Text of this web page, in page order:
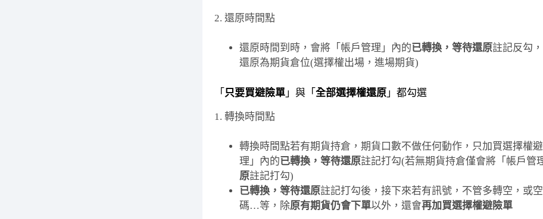
2. 還原時間點
還原時間到時，會將「帳戶管理」內的已轉換，等待還原註記反勾
還原為期貨倉位(選擇權出場，進場期貨)
「 只要買避險單」與「 全部選擇權還原」都勾選
1. 轉換時間點
轉換時間點若有期貨持倉，期貨口數不做任何動作，只加買選擇權
理」內的已轉換，等待還原註記打勾(若無期貨持倉僅會將「帳戶管
原註記打勾)
已轉換，等待還原註記打勾後，接下來若有訊號，不管多轉空，或
碼…等，除原有期貨仍會下單以外，還會再加買選擇權避險單